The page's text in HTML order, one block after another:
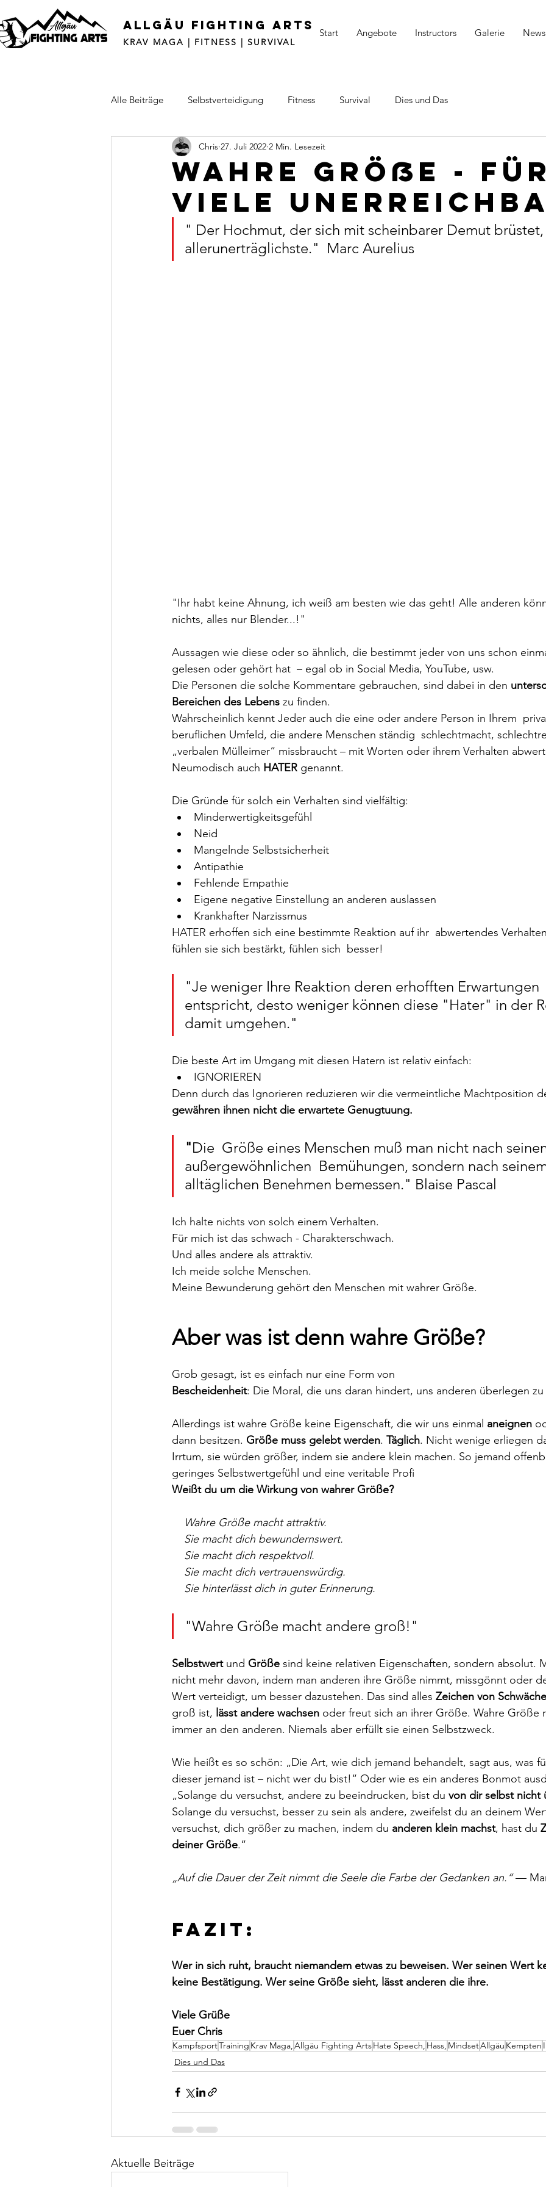
ALLGÄU FIGHTING ARTS
KRAV MAGA | FITNESS | SURVIVAL
Start Angebote Instructors Galerie News
Alle Beiträge Selbstverteidigung Fitness Survival Dies und Das
Wahre Größe - für
viele
Chris 27. Juli 2022 2 Min. Lesezeit
" Der Hochmut, der sich mit scheinbarer Demut
allerunerträglichste."  Marc Aurelius
"Ihr habt keine Ahnung, ich weiß am besten wie das geht! Alle anderen
nichts, alles nur Blender...!"
Aussagen wie diese oder so ähnlich, die bestimmt jeder von uns schon
gelesen oder gehört hat  – egal ob in Social Media, YouTube, usw.
Die Personen die solche Kommentare gebrauchen, sind dabei in den
Bereichen des Lebens zu finden.
Wahrscheinlich kennt Jeder auch die eine oder andere Person in Ihrem
beruflichen Umfeld, die andere Menschen ständig  schlechtmacht,
„verbalen Mülleimer“ missbraucht – mit Worten oder ihrem Verhalten
Neumodisch auch HATER genannt.
Die Gründe für solch ein Verhalten sind vielfältig:
Minderwertigkeitsgefühl
Neid
Mangelnde Selbstsicherheit
Antipathie
Fehlende Empathie
Eigene negative Einstellung an anderen auslassen
Krankhafter Narzissmus
HATER erhoffen sich eine bestimmte Reaktion auf ihr  abwertendes
fühlen sie sich bestärkt, fühlen sich  besser!
"Je weniger Ihre Reaktion deren erhofften Erwartungen
entspricht, desto weniger können diese "Hater" in der
damit umgehen."
Die beste Art im Umgang mit diesen Hatern ist relativ einfach:
IGNORIEREN
Denn durch das Ignorieren reduzieren wir die vermeintliche Machtposition
gewähren ihnen nicht die erwartete Genugtuung.
"Die  Größe eines Menschen muß man nicht nach
außergewöhnlichen  Bemühungen, sondern nach
alltäglichen Benehmen bemessen." Blaise Pascal
Ich halte nichts von solch einem Verhalten.
Für mich ist das schwach - Charakterschwach.
Und alles andere als attraktiv.
Ich meide solche Menschen.
Meine Bewunderung gehört den Menschen mit wahrer Größe.
Aber was ist denn wahre Größe?
Grob gesagt, ist es einfach nur eine Form von
Bescheidenheit: Die Moral, die uns daran hindert, uns anderen überlegen zu
Allerdings ist wahre Größe keine Eigenschaft, die wir uns einmal aneignen
dann besitzen. Größe muss gelebt werden. Täglich. Nicht wenige erliegen
Irrtum, sie würden größer, indem sie andere klein machen. So jemand
geringes Selbstwertgefühl und eine veritable Profi
Weißt du um die Wirkung von wahrer Größe?
Wahre Größe macht attraktiv.
    Sie macht dich bewundernswert.
    Sie macht dich respektvoll.
    Sie macht dich vertrauenswürdig.
    Sie hinterlässt dich in guter Erinnerung.
"Wahre Größe macht andere groß!"
Selbstwert und Größe sind keine relativen Eigenschaften, sondern absolut.
nicht mehr davon, indem man anderen ihre Größe nimmt, missgönnt oder
Wert verteidigt, um besser dazustehen. Das sind alles Zeichen von Schwäche
groß ist, lässt andere wachsen oder freut sich an ihrer Größe. Wahre Größe
immer an den anderen. Niemals aber erfüllt sie einen Selbstzweck.
Wie heißt es so schön: „Die Art, wie dich jemand behandelt, sagt aus, was
dieser jemand ist – nicht wer du bist!“ Oder wie es ein anderes Bonmot
„Solange du versuchst, andere zu beeindrucken, bist du von dir selbst nicht
Solange du versuchst, besser zu sein als andere, zweifelst du an deinem
versuchst, dich größer zu machen, indem du anderen klein machst, hast du
deiner Größe.“
„Auf die Dauer der Zeit nimmt die Seele die Farbe der Gedanken an.“ —
FAZIT:
Wer in sich ruht, braucht niemandem etwas zu beweisen. Wer seinen Wert
keine Bestätigung. Wer seine Größe sieht, lässt anderen die ihre.
Viele Grüße
Euer Chris
KampfsportTraining Krav Maga,Allgäu Fighting ArtsHate Speech, Hass, MindsetAllgäu Kempten
Dies und Das
Aktuelle Beiträge